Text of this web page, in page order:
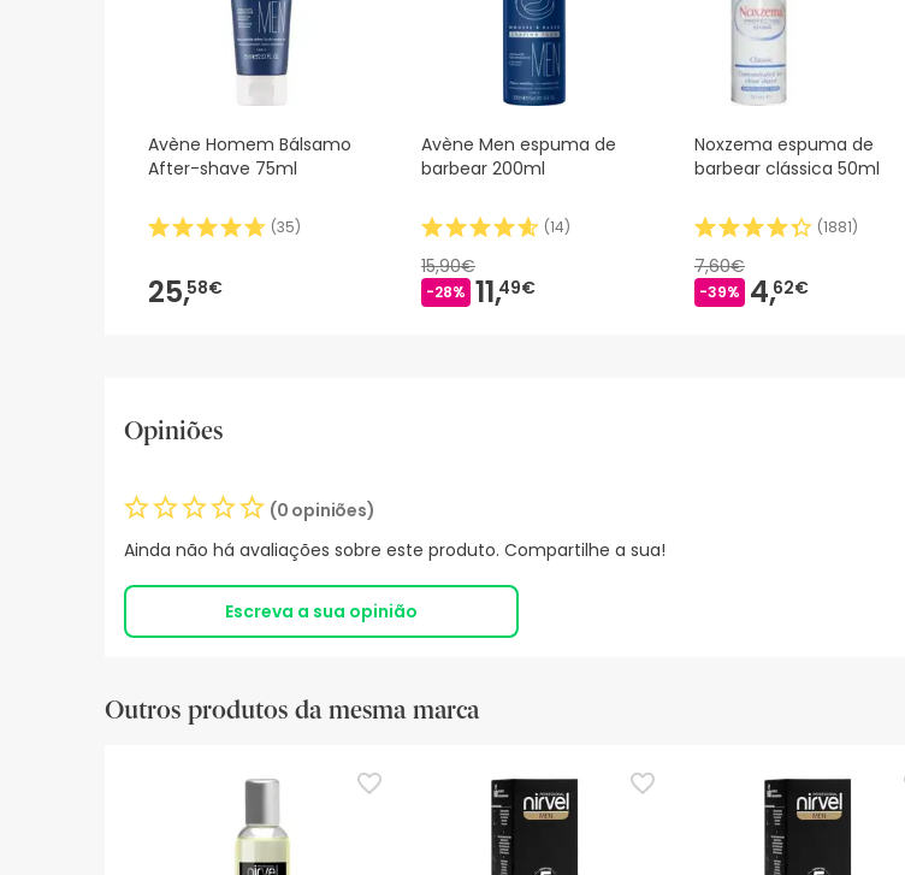
Avène Homem Bálsamo
After-shave 75ml
(35)
25,58€
Avène Men espuma de
barbear 200ml
(14)
15,90€
-28% 11,49€
Noxzema espuma de
barbear clássica 50ml
(1881)
7,60€
-39% 4,62€
Opiniões
(0 opiniões)
Ainda não há avaliações sobre este produto. Compartilhe a sua!
Escreva a sua opinião
Outros produtos da mesma marca